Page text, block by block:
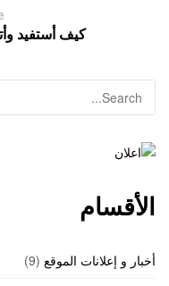
كيف أستفيد
الأقسام
أخبار و إعلانات الموقع (9)